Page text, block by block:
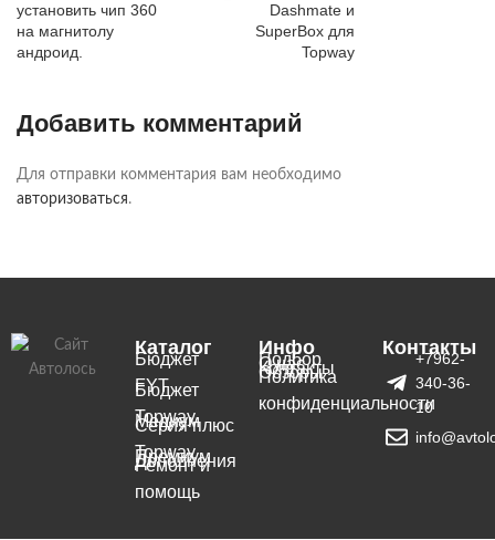
установить чип 360
на магнитолу
андроид.
Dashmate и
SuperBox для
Topway
Добавить комментарий
Для отправки комментария вам необходимо
авторизоваться.
Каталог
Бюджет
FYT
Бюджет
Topway
Медиум
Серия плюс
Topway
Премиум
Дополнения
Ремонт и
помощь
Инфо
Подбор
О нас
Контакты
Обзоры
Политика
конфиденциальности
Контакты
+7962-
340-36-
10